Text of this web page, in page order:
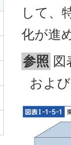
して、
化が進
参照 図
およ